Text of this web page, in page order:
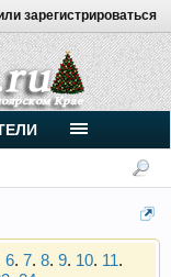
зарегистрироваться
чате.
от
.24.
года, 11